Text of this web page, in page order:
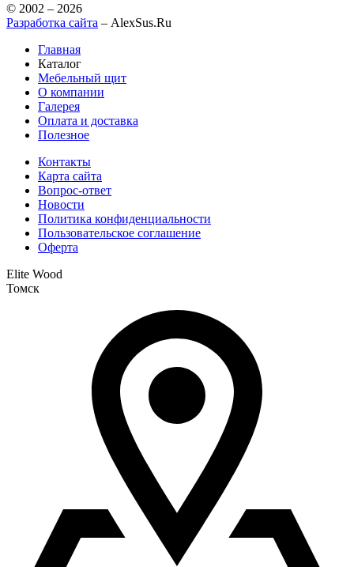
© 2002 – 2026
Разработка сайта – AlexSus.Ru
Главная
Каталог
Мебельный щит
О компании
Галерея
Оплата и доставка
Полезное
Контакты
Карта сайта
Вопрос-ответ
Новости
Политика конфиденциальности
Пользовательское соглашение
Оферта
Elite Wood
Томск